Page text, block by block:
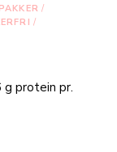
/
/
g protein pr.